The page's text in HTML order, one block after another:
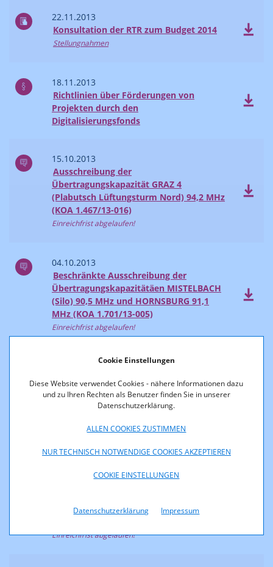
Cookie Einstellungen
Diese Website verwendet Cookies - nähere Informationen dazu
und zu Ihren Rechten als Benutzer finden Sie in unserer
Datenschutzerklärung.
ALLEN COOKIES ZUSTIMMEN
NUR TECHNISCH NOTWENDIGE COOKIES AKZEPTIEREN
COOKIE EINSTELLUNGEN
Datenschutzerklärung Impressum
22.11.2013
Konsultation der RTR zum Budget 2014
Stellungnahmen
18.11.2013
Richtlinien über Förderungen von
Projekten durch den
Digitalisierungsfonds
15.10.2013
Ausschreibung der
Übertragungskapazität GRAZ 4
(Plabutsch Lüftungsturm Nord) 94,2 MHz
(KOA 1.467/13-016)
Einreichfrist abgelaufen!
04.10.2013
Beschränkte Ausschreibung der
Übertragungskapazitätäen MISTELBACH
(Silo) 90,5 MHz und HORNSBURG 91,1
MHz (KOA 1.701/13-005)
Einreichfrist abgelaufen!
Beschränkte Ausschreibung von vier
Übertragungskapazitäten (KOA 1.011/13-
049, 050, 052 und 056)
10.09.2013
Beschränkte Ausschreibung der
Übertragungskapazitäten WATTENS 4
und INZING 2 (Stieglreith) 106,2 MHz
Einreichfrist abgelaufen!